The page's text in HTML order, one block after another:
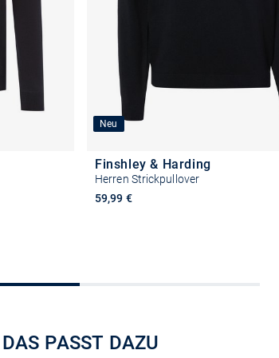
Neu
Finshley & Harding
Herren Strickpullover
59,99 €
DAS PASST DAZU